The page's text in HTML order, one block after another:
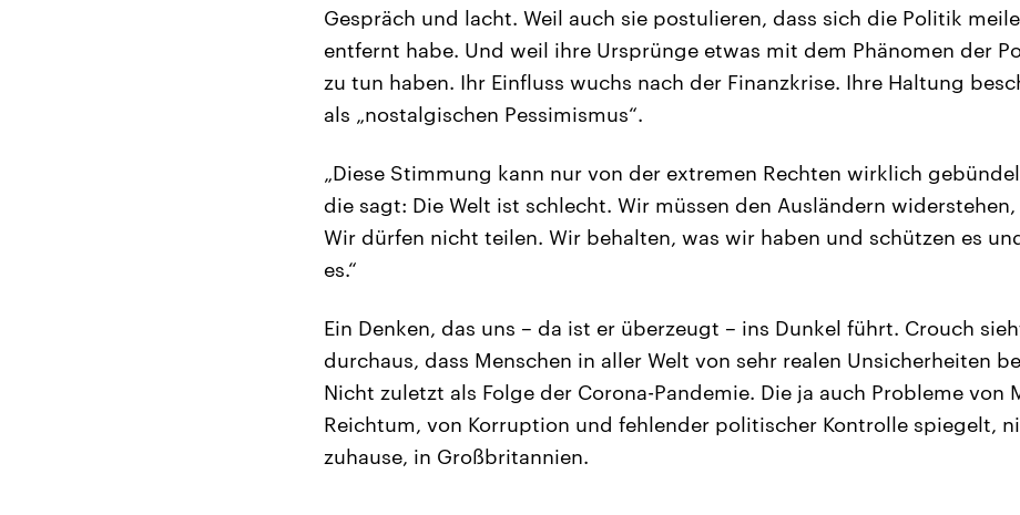
Gespräch und lacht. Weil auch sie postulieren, dass sich die Politik
entfernt habe. Und weil ihre Ursprünge etwas mit dem Phänomen der
zu tun haben. Ihr Einfluss wuchs nach der Finanzkrise. Ihre Haltung
als „nostalgischen Pessimismus“.
„Diese Stimmung kann nur von der extremen Rechten wirklich
die sagt: Die Welt ist schlecht. Wir müssen den Ausländern
Wir dürfen nicht teilen. Wir behalten, was wir haben und schützen es
es.“
Ein Denken, das uns – da ist er überzeugt – ins Dunkel führt. Crouch
durchaus, dass Menschen in aller Welt von sehr realen Unsicherheiten
Nicht zuletzt als Folge der Corona-Pandemie. Die ja auch Probleme von
Reichtum, von Korruption und fehlender politischer Kontrolle spiegelt,
zuhause, in Großbritannien.